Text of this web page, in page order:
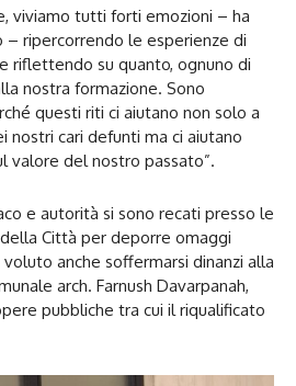
viviamo tutti forti emozioni – ha
– ripercorrendo le esperienze di
riflettendo su quanto, ognuno di
nostra formazione. Sono
questi riti ci aiutano non solo a
nostri cari defunti ma ci aiutano
valore del nostro passato”.
e autorità si sono recati presso le
Città per deporre omaggi
anche soffermarsi dinanzi alla
arch. Farnush Davarpanah,
pubbliche tra cui il riqualificato